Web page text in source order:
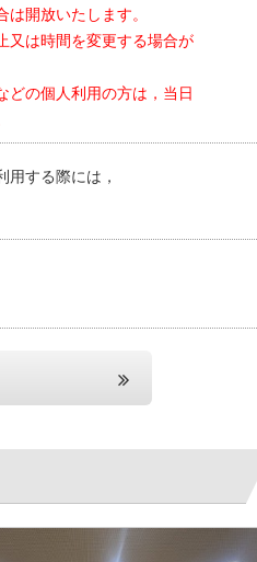
開放いたします。
又は時間を変更する場合が
どの個人利用の方は， 当日
用する際には，